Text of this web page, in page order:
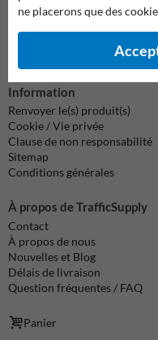
Toutes nos coordonnées
Information
Renvoyer le(s) produit(s)
Cookie / Vie privée
Clause de non responsabilité
Sitemap
Conditions générales
À propos de TrafficSupply
Contact
À propos de nous
Nouvelles et Blog
Délais de livraison
Question fréquentes / FAQ
Panier
ne placerons que des